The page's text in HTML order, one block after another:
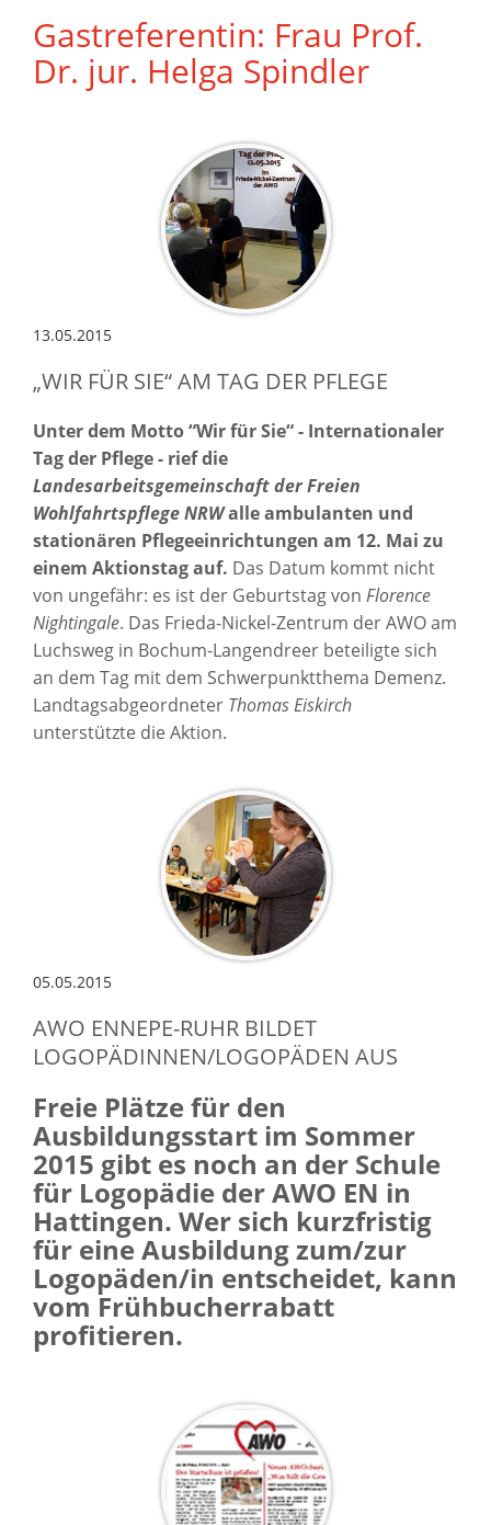
Gastreferentin: Frau Prof.
Dr. jur. Helga Spindler
13.05.2015
„WIR FÜR SIE“ AM TAG DER PFLEGE
Unter dem Motto “Wir für Sie“ - Internationaler
Tag der Pflege - rief die
Landesarbeitsgemeinschaft der Freien
WohlfahrtspflegeNRWalle ambulanten und
stationären Pflegeeinrichtungen am 12. Mai zu
einem Aktionstag auf. Das Datum kommt nicht
von ungefähr: es ist der Geburtstag von Florence
Nightingale. Das Frieda-Nickel-Zentrum der AWO am
Luchsweg in Bochum-Langendreer beteiligte sich
an dem Tag mit dem Schwerpunktthema Demenz.
Landtagsabgeordneter Thomas Eiskirch
unterstützte die Aktion.
05.05.2015
AWO ENNEPE-RUHR BILDET
LOGOPÄDINNEN/LOGOPÄDEN AUS
Freie Plätze für den
Ausbildungsstart im Sommer
2015 gibt es noch an der Schule
für Logopädie der AWO EN in
Hattingen. Wer sich kurzfristig
für eine Ausbildung zum/zur
Logopäden/in entscheidet, kann
vom Frühbucherrabatt
profitieren.